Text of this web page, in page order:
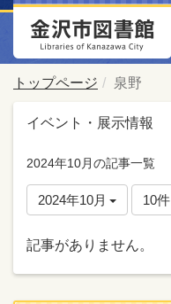
トップページ 泉野
イベント・展示情報
2024年10月の記事一覧
2024年10月 10件
記事がありません。